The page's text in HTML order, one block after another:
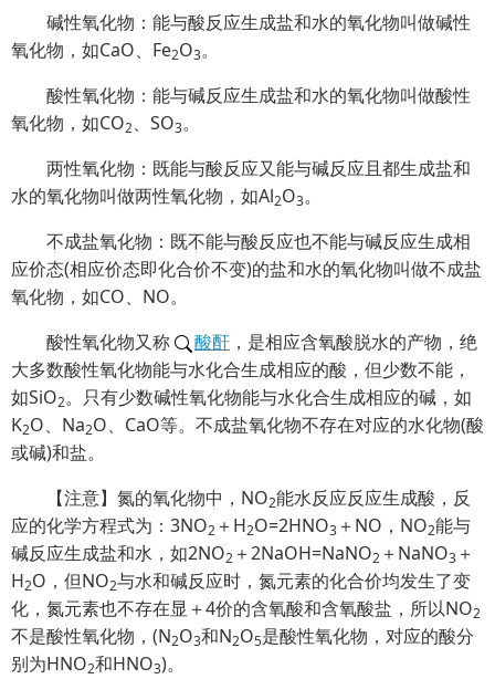
碱性氧化物：能与酸反应生成盐和水的氧化物叫做碱性
氧化物，如CaO、Fe2O3。
酸性氧化物：能与碱反应生成盐和水的氧化物叫做酸性
氧化物，如CO2、SO3。
两性氧化物：既能与酸反应又能与碱反应且都生成盐和
水的氧化物叫做两性氧化物，如Al2O3。
不成盐氧化物：既不能与酸反应也不能与碱反应生成相
应价态(相应价态即化合价不变)的盐和水的氧化物叫做不成盐
氧化物，如CO、NO。
酸性氧化物又称
酸酐 ，是相应含氧酸脱水的产物，绝
大多数酸性氧化物能与水化合生成相应的酸，但少数不能，
如SiO2。只有少数碱性氧化物能与水化合生成相应的碱，如
K2O、Na2O、CaO等。不成盐氧化物不存在对应的水化物(酸
或碱)和盐。
【注意】氮的氧化物中，NO2能水反应反应生成酸，反
应的化学方程式为： 3NO2 ＋H2O=2HNO3 ＋NO，NO2能与
碱反应生成盐和水，如2NO2 ＋2NaOH=NaNO2 ＋NaNO3 ＋
H2O，但NO2与水和碱反应时，氮元素的化合价均发生了变
化，氮元素也不存在显＋4价的含氧酸和含氧酸盐，所以NO2
不是酸性氧化物，(N2O3和N2O5是酸性氧化物，对应的酸分
别为HNO2和HNO3)。